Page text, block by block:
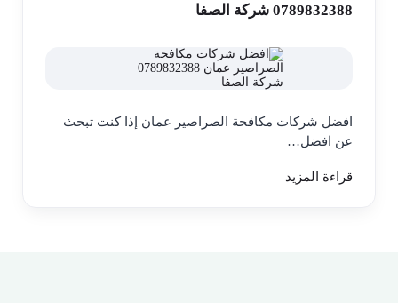
0789832388 شركة الصفا
افضل شركات مكافحة الصراصير عمان إذا كنت تبحث
عن افضل…
قراءة المزيد